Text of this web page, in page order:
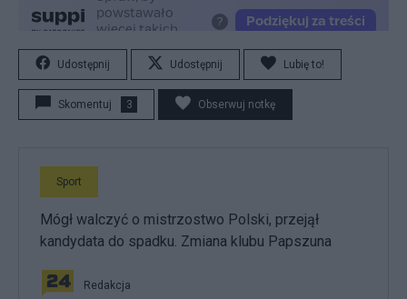
Udostępnij Udostępnij Lubię to!
Skomentuj 3 Obserwuj notkę
Sport
Mógł walczyć o mistrzostwo Polski, przejął
kandydata do spadku. Zmiana klubu Papszuna
Redakcja